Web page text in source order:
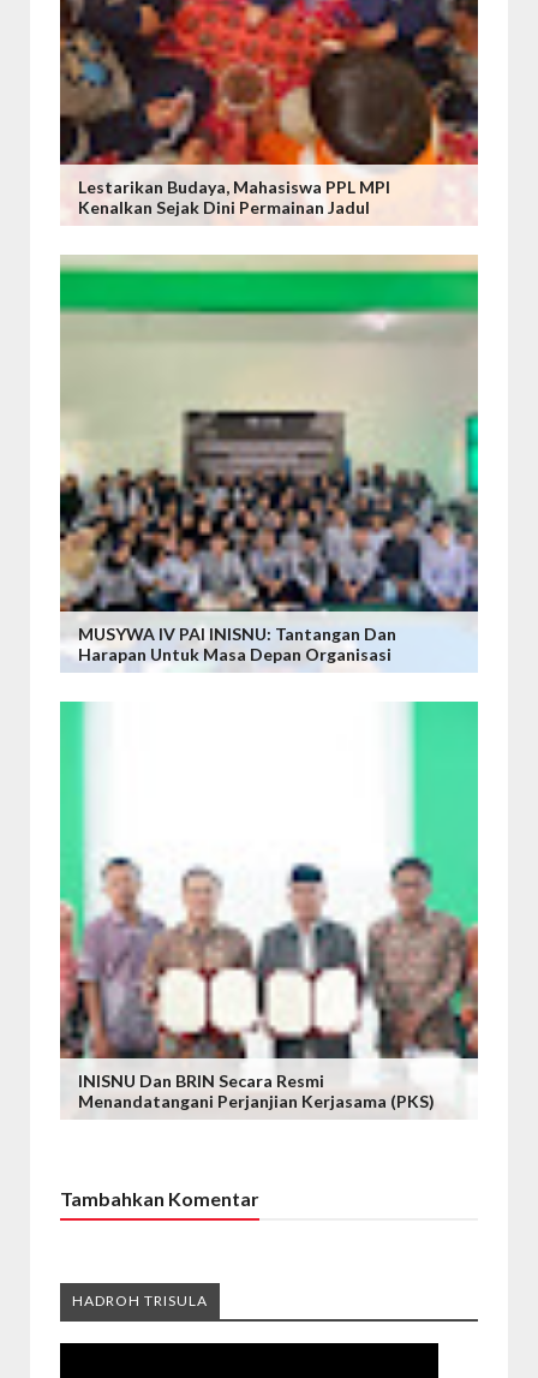
Lestarikan Budaya, Mahasiswa PPL MPI
Kenalkan Sejak Dini Permainan Jadul
MUSYWA IV PAI INISNU: Tantangan Dan
Harapan Untuk Masa Depan Organisasi
INISNU Dan BRIN Secara Resmi
Menandatangani Perjanjian Kerjasama (PKS)
Tambahkan Komentar
HADROH TRISULA